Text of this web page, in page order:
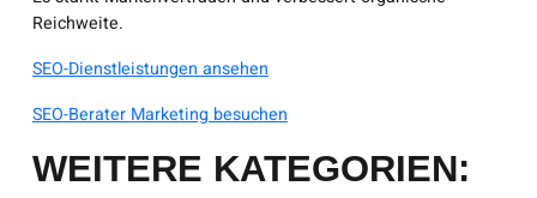
Reichweite.
SEO-Dienstleistungen ansehen
SEO-Berater Marketing besuchen
WEITERE KATEGORIEN: